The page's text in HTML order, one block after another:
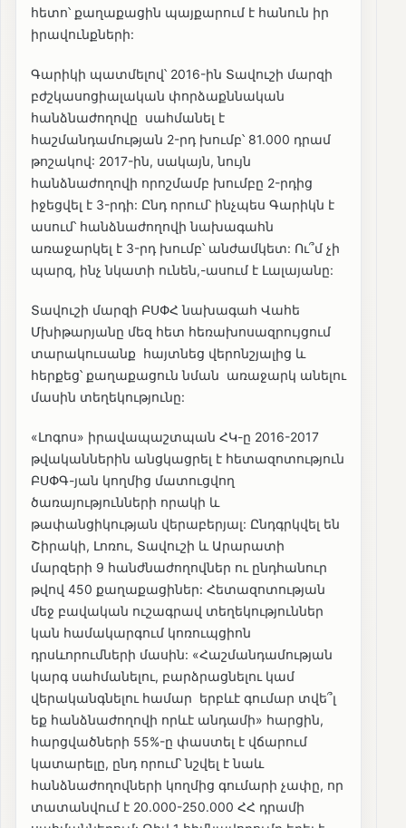
հետո՝ քաղաքացին պայքարում է հանուն իր
իրավունքների:
Գարիկի պատմելով՝ 2016-ին Տավուշի մարզի
բժշկասոցիալական փորձաքննական
հանձնաժողովը սահմանել է
հաշմանդամության 2-րդ խումբ՝ 81.000 դրամ
թոշակով: 2017-ին, սակայն, նույն
հանձնաժողովի որոշմամբ խումբը 2-րդից
իջեցվել է 3-րդի: Ընդ որում՝ ինչպես Գարիկն է
ասում՝ հանձնաժողովի նախագահն
առաջարկել է 3-րդ խումբ՝ անժամկետ: Ու՞մ չի
պարզ, ինչ նկատի ունեն,-ասում է Լալայանը:
Տավուշի մարզի ԲՍՓՀ նախագահ Վահե
Մխիթարյանը մեզ հետ հեռախոսազրույցում
տարակուսանք հայտնեց վերոնշյալից և
հերքեց՝ քաղաքացուն նման առաջարկ անելու
մասին տեղեկությունը:
«Լոգոս» իրավապաշտպան ՀԿ-ը 2016-2017
թվականներին անցկացրել է հետազոտություն
ԲՍՓԳ-յան կողմից մատուցվող
ծառայությունների որակի և
թափանցիկության վերաբերյալ: Ընդգրկվել են
Շիրակի, Լոռու, Տավուշի և Արարատի
մարզերի 9 հանժնաժողովներ ու ընդհանուր
թվով 450 քաղաքացիներ: Հետազոտության
մեջ բավական ուշագրավ տեղեկություններ
կան համակարգում կոռուպցիոն
դրսևորումների մասին: «Հաշմանդամության
կարգ սահմանելու, բարձրացնելու կամ
վերականգնելու համար երբևէ գումար տվե՞լ
եք հանձնաժողովի որևէ անդամի» հարցին,
հարցվածների 55%-ը փաստել է վճարում
կատարելը, ընդ որում՝ նշվել է նաև
հանձնաժողովների կողմից գումարի չափը, որ
տատանվում է 20․000-250․000 ՀՀ դրամի